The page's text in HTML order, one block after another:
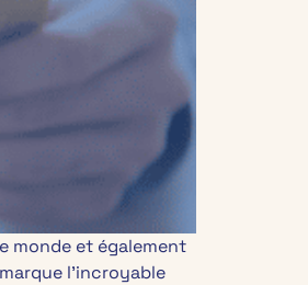
monde et également
l’incroyable